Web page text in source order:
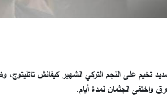
تخيم على النجم التركي الشهير كيفانش
واختفى الجثمان لمدة أيام.